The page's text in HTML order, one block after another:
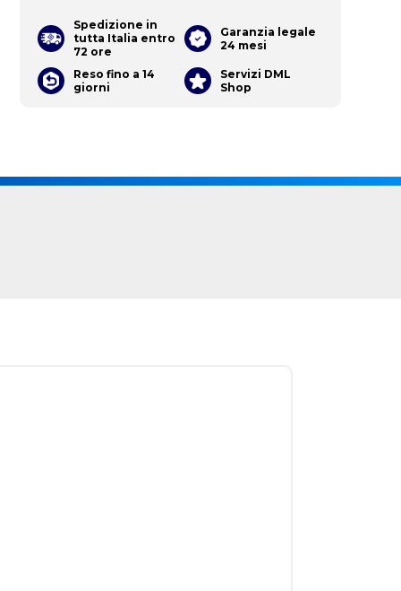
Spedizione in
tutta Italia entro
72 ore
Garanzia legale
24 mesi
Reso fino a 14
giorni
Servizi DML
Shop